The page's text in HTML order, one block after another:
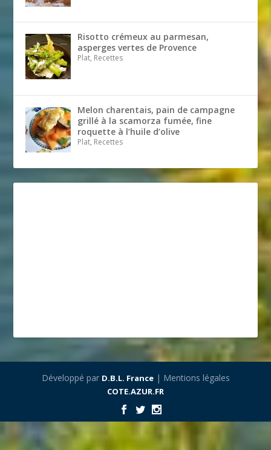
Risotto crémeux au parmesan,
asperges vertes de Provence
Plat, Recettes
Melon charentais, pain de campagne
grillé à la scamorza fumée, fine
roquette à l’huile d’olive
Plat, Recettes
Développé par D.B.L. France| Mentions légales
COTE.AZUR.FR